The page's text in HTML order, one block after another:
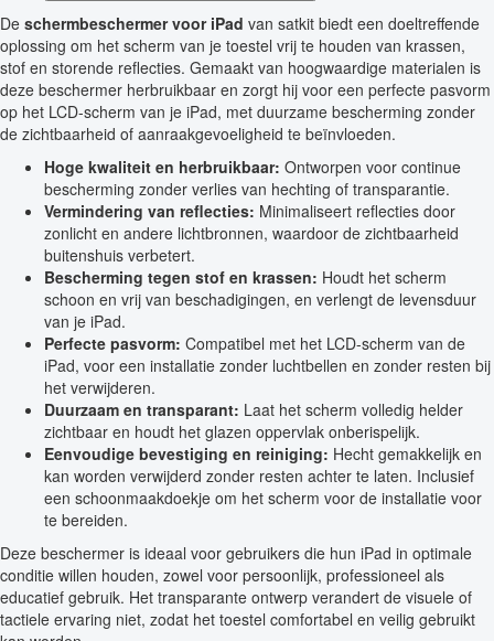
De schermbeschermer voor iPad van satkit biedt een doeltreffende
oplossing om het scherm van je toestel vrij te houden van krassen,
stof en storende reflecties. Gemaakt van hoogwaardige materialen is
deze beschermer herbruikbaar en zorgt hij voor een perfecte pasvorm
op het LCD-scherm van je iPad, met duurzame bescherming zonder
de zichtbaarheid of aanraakgevoeligheid te beïnvloeden.
Hoge kwaliteit en herbruikbaar: Ontworpen voor continue
bescherming zonder verlies van hechting of transparantie.
Vermindering van reflecties: Minimaliseert reflecties door
zonlicht en andere lichtbronnen, waardoor de zichtbaarheid
buitenshuis verbetert.
Bescherming tegen stof en krassen: Houdt het scherm
schoon en vrij van beschadigingen, en verlengt de levensduur
van je iPad.
Perfecte pasvorm: Compatibel met het LCD-scherm van de
iPad, voor een installatie zonder luchtbellen en zonder resten bij
het verwijderen.
Duurzaam en transparant: Laat het scherm volledig helder
zichtbaar en houdt het glazen oppervlak onberispelijk.
Eenvoudige bevestiging en reiniging: Hecht gemakkelijk en
kan worden verwijderd zonder resten achter te laten. Inclusief
een schoonmaakdoekje om het scherm voor de installatie voor
te bereiden.
Deze beschermer is ideaal voor gebruikers die hun iPad in optimale
conditie willen houden, zowel voor persoonlijk, professioneel als
educatief gebruik. Het transparante ontwerp verandert de visuele of
tactiele ervaring niet, zodat het toestel comfortabel en veilig gebruikt